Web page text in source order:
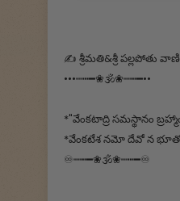
✍️ శ్రీమతి&శ్రీ పల్లపోతు
•••┉┅━❀🕉️❀┉┅━••
*"వేంకటాద్రి సమస్థానం
*వేంకటేశ నమో దేవో న
♾┉┅━❀🕉️❀┉┅━♾